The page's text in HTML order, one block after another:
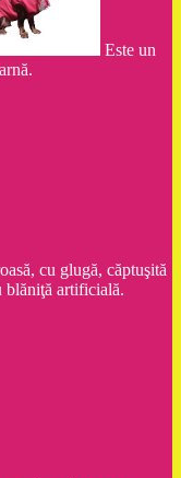
Este un
cu glugă, căptuşită
blăniţă artificială.